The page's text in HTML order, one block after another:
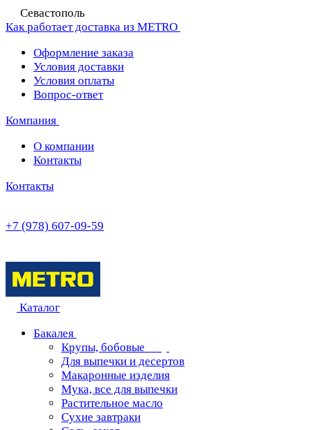
Севастополь
Как работает доставка из METRO
Оформление заказа
Условия доставки
Условия оплаты
Вопрос-ответ
Компания
О компании
Контакты
Контакты
+7 (978) 607-09-59
Каталог
Бакалея
Крупы, бобовые
Для выпечки и десертов
Макаронные изделия
Мука, все для выпечки
Растительное масло
Сухие завтраки